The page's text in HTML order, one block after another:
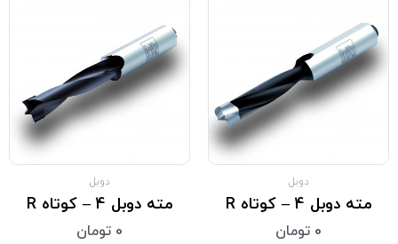
دوبل
مته دوبل 4 – کوتاه R
0 تومان
دوبل
مته دوبل 4 – کوتاه R
0 تومان